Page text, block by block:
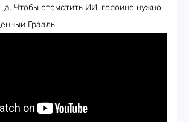
Чтобы отомстить ИИ, героине нужно
Грааль.